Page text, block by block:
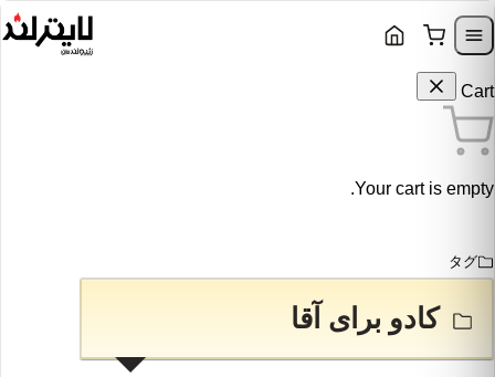
Skip to navigation
Cart
Your cart is empty.
タグ
کادو برای آقا